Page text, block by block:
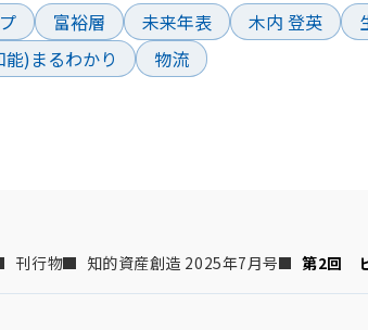
富裕層 未来年表 木内 登英
)まるわかり 物流
刊行物 知的資産創造 2025年7月号 第2回　